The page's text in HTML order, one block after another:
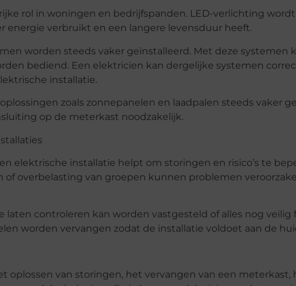
rol in woningen en bedrijfspanden. LED-verlichting
energie verbruikt en een langere levensduur heeft.
worden steeds vaker geïnstalleerd. Met deze systemen
bediend. Een elektricien kan dergelijke systemen
installatie.
zoals zonnepanelen en laadpalen steeds vaker
op de meterkast noodzakelijk.
elektrische installatie helpt om storingen en risico’s te
of overbelasting van groepen kunnen problemen
laten controleren kan worden vastgesteld of alles nog veilig
worden vervangen zodat de installatie voldoet aan de
oplossen van storingen, het vervangen van een meterkast,